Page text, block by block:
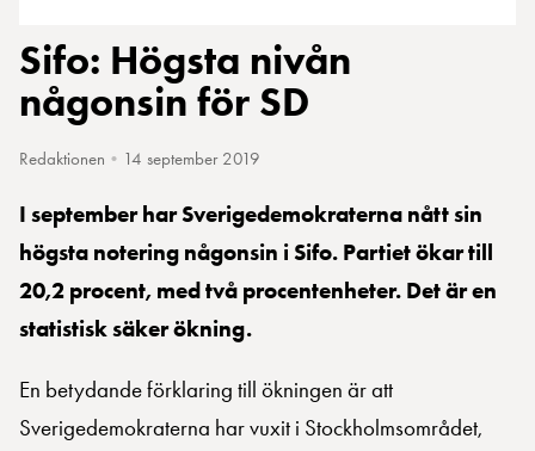
Sifo: Högsta nivån
någonsin för SD
Redaktionen • 14 september 2019
I september har Sverigedemokraterna nått sin
högsta notering någonsin i Sifo. Partiet ökar till
20,2 procent, med två procentenheter. Det är en
statistisk säker ökning.
En betydande förklaring till ökningen är att
Sverigedemokraterna har vuxit i Stockholmsområdet,